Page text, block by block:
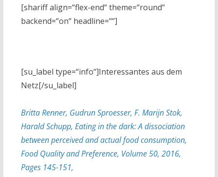
[shariff align=“flex-end“ theme=“round“
backend=“on“ headline=““]
[su_label type=“info“]Interessantes aus dem
Netz[/su_label]
Britta Renner, Gudrun Sproesser, F. Marijn Stok,
Harald Schupp, Eating in the dark: A dissociation
between perceived and actual food consumption,
Food Quality and Preference, Volume 50, 2016,
Pages 145-151,